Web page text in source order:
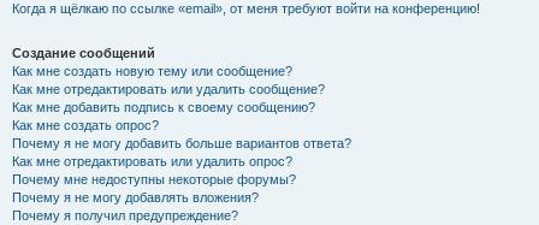
Когда я щёлкаю по ссылке «email», от меня требуют войти на конференцию!
Создание сообщений
Как мне создать новую тему или сообщение?
Как мне отредактировать или удалить сообщение?
Как мне добавить подпись к своему сообщению?
Как мне создать опрос?
Почему я не могу добавить больше вариантов ответа?
Как мне отредактировать или удалить опрос?
Почему мне недоступны некоторые форумы?
Почему я не могу добавлять вложения?
Почему я получил предупреждение?